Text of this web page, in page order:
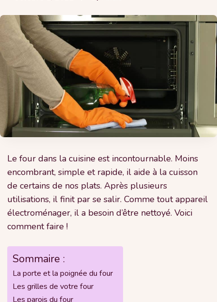
Le four dans la cuisine est incontournable. Moins
encombrant, simple et rapide, il aide à la cuisson
de certains de nos plats. Après plusieurs
utilisations, il finit par se salir. Comme tout appareil
électroménager, il a besoin d’être nettoyé. Voici
comment faire !
Sommaire :
La porte et la poignée du four
Les grilles de votre four
Les parois du four